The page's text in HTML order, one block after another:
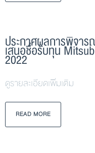
ประกาศผลการพิจา
เสนอชื่อรับทุน
2022
ดูรายละเอียดเพิ่มเติม
READ MORE